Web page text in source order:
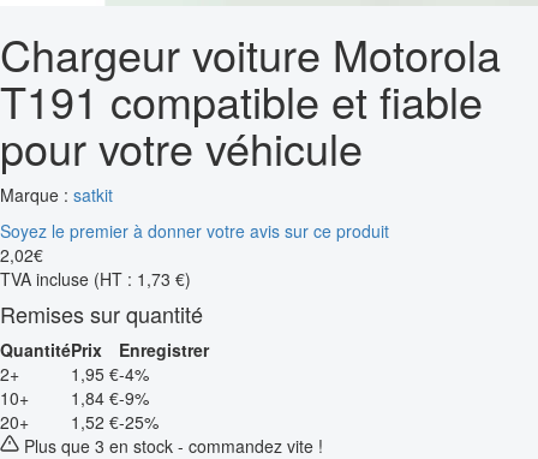
Chargeur voiture Motorola
T191 compatible et fiable
pour votre véhicule
Marque : satkit
Soyez le premier à donner votre avis sur ce produit
2,02€
TVA incluse (HT : 1,73 €)
Remises sur quantité
QuantitéPrix
Enregistrer
2+
1,95 €-4%
10+
1,84 €-9%
20+
1,52 €-25%
Plus que 3 en stock - commandez vite !